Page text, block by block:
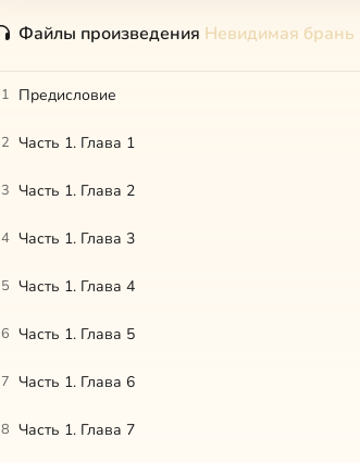
Файлы произведения Невидимая брань
1 Предисловие
2 Часть 1. Глава 1
3 Часть 1. Глава 2
4 Часть 1. Глава 3
5 Часть 1. Глава 4
6 Часть 1. Глава 5
7 Часть 1. Глава 6
8 Часть 1. Глава 7